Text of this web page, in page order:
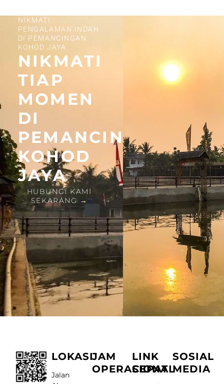
NIKMATI
PENGALAMAN INDAH
DI PEMANCINGAN
KOHOD JAYA
NIKMATI
TIAP
MOMEN
DI
PEMANCINGAN
KOHOD
JAYA
HUBUNGI KAMI
SEKARANG →
LOKASI
Jalan
JAM
OPERASIONAL
LINK
CEPAT
SOSIAL
MEDIA